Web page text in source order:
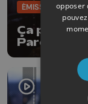
ÉMISSIONS
Ça part en
Paroxyd
opposer